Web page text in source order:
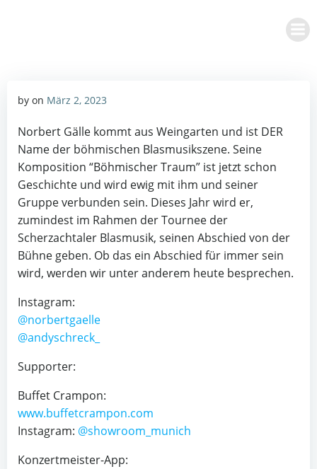
by on März 2, 2023
Norbert Gälle kommt aus Weingarten und ist DER
Name der böhmischen Blasmusikszene. Seine
Komposition “Böhmischer Traum” ist jetzt schon
Geschichte und wird ewig mit ihm und seiner
Gruppe verbunden sein. Dieses Jahr wird er,
zumindest im Rahmen der Tournee der
Scherzachtaler Blasmusik, seinen Abschied von der
Bühne geben. Ob das ein Abschied für immer sein
wird, werden wir unter anderem heute besprechen.
Instagram:
@norbertgaelle
@andyschreck_
Supporter:
Buffet Crampon:
www.buffetcrampon.com
Instagram: @showroom_munich
Konzertmeister-App: